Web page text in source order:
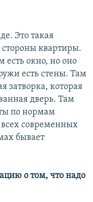
Это такая
квартиры.
есть окно, но оно
есть стены. Там
затворка, которая
дверь. Там
по нормам
современных
бывает
о том, что надо